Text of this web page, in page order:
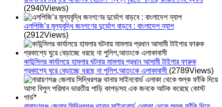
(2940Views)
এলপিজি’র মূল্যবৃদ্ধি জনগণের দুর্ভোগ বাড়বে : বাংলাদেশ ন্যাপ
(2912Views)
কাউন্সিলর কার্যালয়ে হামলার ঘটনায় মামলার প্রধান আসামী টাইগার ফারুক
প্রকাশ্যে ঘুরে বেড়াচ্ছে ধরছে না পুলিশ,আতংকে এলাকাবাসী (2789Views)